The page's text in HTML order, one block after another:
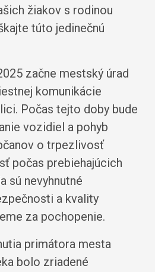
žiakov s rodinou
túto jedinečnú
začne mestský úrad
komunikácie
Počas tejto doby bude
vozidiel a pohyb
o trpezlivosť
počas prebiehajúcich
sú nevyhnutné
a kvality
za pochopenie.
primátora mesta
bolo zriadené